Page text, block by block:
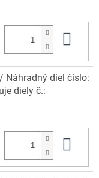
Náhradný diel číslo:
diely č.: